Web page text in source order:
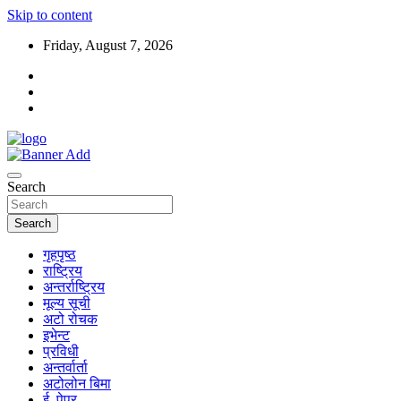
Skip to content
Friday, August 7, 2026
Search
Search
गृहपृष्ठ
राष्ट्रिय
अन्तर्राष्ट्रिय
मूल्य सूची
अटो रोचक
इभेन्ट
प्रविधी
अन्तर्वार्ता
अटोलोन बिमा